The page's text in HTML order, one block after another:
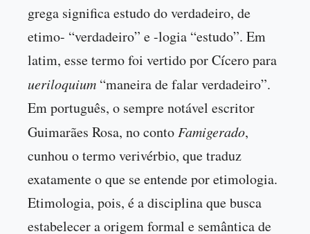
grega significa estudo do verdadeiro, de
etimo- “verdadeiro” e -logia “estudo”. Em
latim, esse termo foi vertido por Cícero para
ueriloquium “maneira de falar verdadeiro”.
Em português, o sempre notável escritor
Guimarães Rosa, no conto Famigerado,
cunhou o termo verivérbio, que traduz
exatamente o que se entende por etimologia.
Etimologia, pois, é a disciplina que busca
estabelecer a origem formal e semântica de